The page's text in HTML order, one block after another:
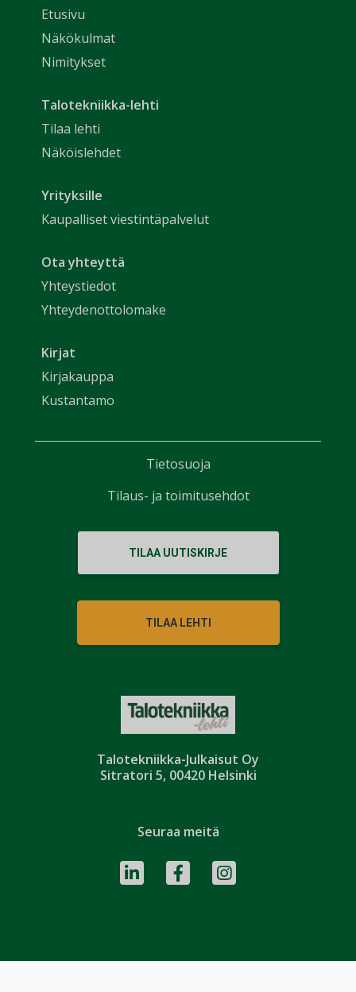
Talotekniikka-Julkaisut Oy
Sitratori 5, 00420 Helsinki
Etusivu
Näkökulmat
Nimitykset
Talotekniikka-lehti
Tilaa lehti
Näköislehdet
Yrityksille
Kaupalliset viestintäpalvelut
Ota yhteyttä
Yhteystiedot
Yhteydenottolomake
Kirjat
Kirjakauppa
Kustantamo
TILAA UUTISKIRJE
TILAA LEHTI
Seuraa meitä
Tietosuoja
Tilaus- ja toimitusehdot